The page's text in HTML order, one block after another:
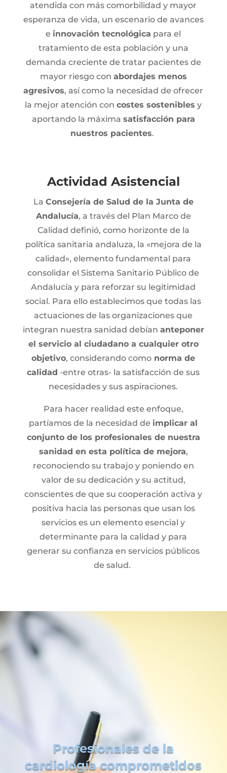
atendida con más comorbilidad y mayor
esperanza de vida, un escenario de avances
e innovación tecnológica para el
tratamiento de esta población y una
demanda creciente de tratar pacientes de
mayor riesgo con abordajes menos
agresivos, así como la necesidad de ofrecer
la mejor atención concostes sostenibles y
aportando la máxima satisfacción para
nuestros pacientes.
Actividad Asistencial
La Consejería de Salud de la Junta de
Andalucía, a través del Plan Marco de
Calidad definió, como horizonte de la
política sanitaria andaluza, la «mejora de la
calidad», elemento fundamental para
consolidar el Sistema Sanitario Público de
Andalucía y para reforzar su legitimidad
social. Para ello establecimos que todas las
actuaciones de las organizaciones que
integran nuestra sanidad debían anteponer
el servicio al ciudadano a cualquier otro
objetivo, considerando como norma de
calidad -entre otras- la satisfacción de sus
necesidades y sus aspiraciones.
Para hacer realidad este enfoque,
partíamos de la necesidad de implicar al
conjunto de los profesionales de nuestra
sanidad en esta política de mejora,
reconociendo su trabajo y poniendo en
valor de su dedicación y su actitud,
conscientes de que su cooperación activa y
positiva hacia las personas que usan los
servicios es un elemento esencial y
determinante para la calidad y para
generar su confianza en servicios públicos
de salud.
Profesionales de la
cardiología comprometidos